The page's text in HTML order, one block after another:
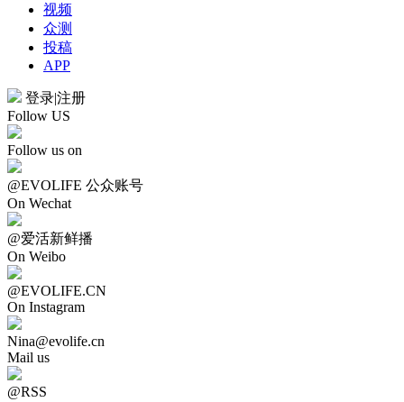
视频
众测
投稿
APP
登录|注册
Follow US
Follow us on
@EVOLIFE 公众账号
On Wechat
@爱活新鲜播
On Weibo
@EVOLIFE.CN
On Instagram
Nina@evolife.cn
Mail us
@RSS